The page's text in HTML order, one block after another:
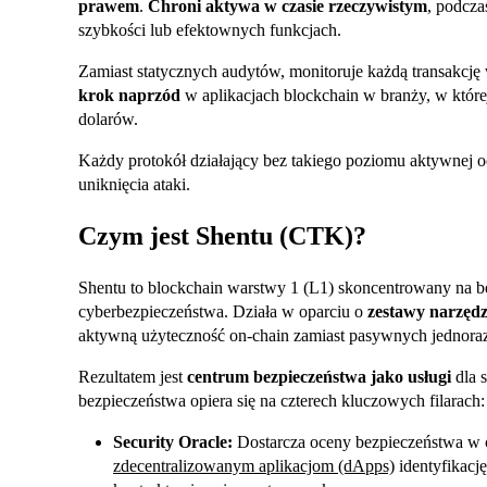
prawem. Chroni aktywa w czasie rzeczywistym,
szybkości lub efektownych funkcjach.
Zamiast statycznych audytów, monitoruje każdą
krok naprzód w aplikacjach blockchain w branży, w
dolarów.
Każdy protokół działający bez takiego poziomu aktywnej
uniknięcia ataki.
Czym jest Shentu (CTK)?
Shentu to blockchain warstwy 1 (L1) skoncentrowany na
cyberbezpieczeństwa. Działa w oparciu o zestawy
aktywną użyteczność on-chain zamiast pasywnych
Rezultatem jest centrum bezpieczeństwa jako usługi dla
bezpieczeństwa opiera się na czterech kluczowych filarach:
Security Oracle: Dostarcza oceny bezpieczeństwa
zdecentralizowanym aplikacjom (dApps)